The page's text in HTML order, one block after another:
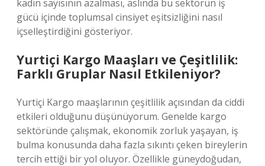
kadın sayısının azalması, aslında bu sektörün iş
gücü içinde toplumsal cinsiyet eşitsizliğini nasıl
içselleştirdiğini gösteriyor.
Yurtiçi Kargo Maaşları ve Çeşitlilik:
Farklı Gruplar Nasıl Etkileniyor?
Yurtiçi Kargo maaşlarının çeşitlilik açısından da ciddi
etkileri olduğunu düşünüyorum. Genelde kargo
sektöründe çalışmak, ekonomik zorluk yaşayan, iş
bulma konusunda daha fazla sıkıntı çeken bireylerin
tercih ettiği bir yol oluyor. Özellikle güneydoğudan,